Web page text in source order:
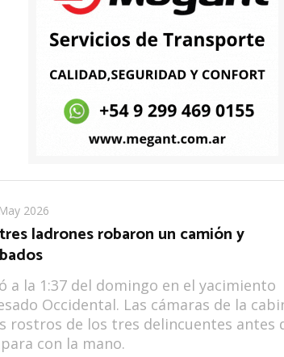
2026
ladrones robaron un camión y
a la 1:37 del domingo en el yacimiento
Occidental. Las cámaras de la
rostros de los tres delincuentes antes
con la mano.